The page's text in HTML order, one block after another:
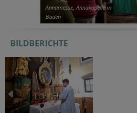
Annamesse, Annakapelle in
Baden
BILDBERICHTE